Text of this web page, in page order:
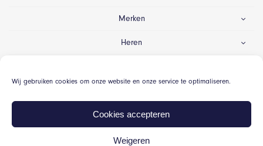
Wij gebruiken cookies om onze website en onze service te optimaliseren.
Cookies accepteren
Weigeren
Merken
Heren